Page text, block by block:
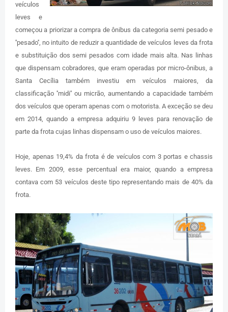
veículos
leves e
começou a priorizar a compra de ônibus da categoria semi pesado e
''pesado'', no intuito de reduzir a quantidade de veículos leves da frota
e substituição dos semi pesados com idade mais alta. Nas linhas
que dispensam cobradores, que eram operadas por micro-ônibus, a
Santa Cecília também investiu em veículos maiores, da
classificação ''midi'' ou micrão, aumentando a capacidade também
dos veículos que operam apenas com o motorista. A exceção se deu
em 2014, quando a empresa adquiriu 9 leves para renovação de
parte da frota cujas linhas dispensam o uso de veículos maiores.
Hoje, apenas 19,4% da frota é de veículos com 3 portas e chassis
leves. Em 2009, esse percentual era maior, quando a empresa
contava com 53 veículos deste tipo representando mais de 40% da
frota.